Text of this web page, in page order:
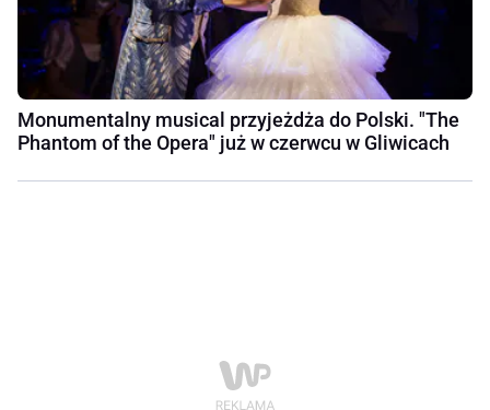
Monumentalny musical przyjeżdża do Polski. "The
Phantom of the Opera" już w czerwcu w Gliwicach